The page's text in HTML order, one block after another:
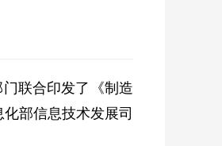
联合印发了《制造
部信息技术发展司